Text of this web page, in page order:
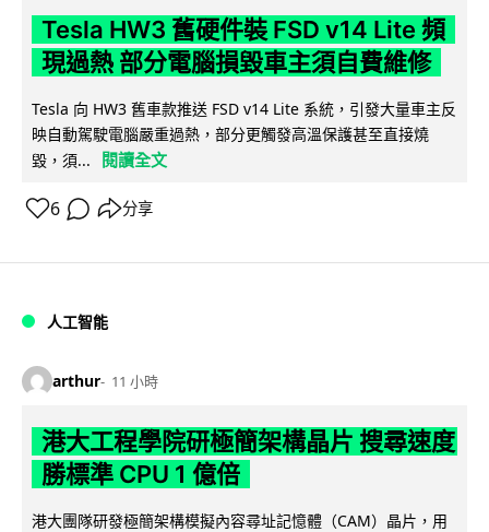
Tesla HW3 舊硬件裝 FSD v14 Lite 頻
現過熱 部分電腦損毀車主須自費維修
Tesla 向 HW3 舊車款推送 FSD v14 Lite 系統，引發大量車主反
映自動駕駛電腦嚴重過熱，部分更觸發高溫保護甚至直接燒
毀，須...
閱讀全文
6 分享
人工智能
arthur 11 小時
港大工程學院研極簡架構晶片 搜尋速度
勝標準 CPU 1 億倍
港大團隊研發極簡架構模擬內容尋址記憶體（CAM）晶片，用